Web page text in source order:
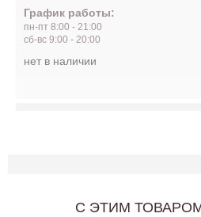
График работы:
пн-пт 8:00 - 21:00
сб-вс 9:00 - 20:00
нет в наличии
C ЭТИМ